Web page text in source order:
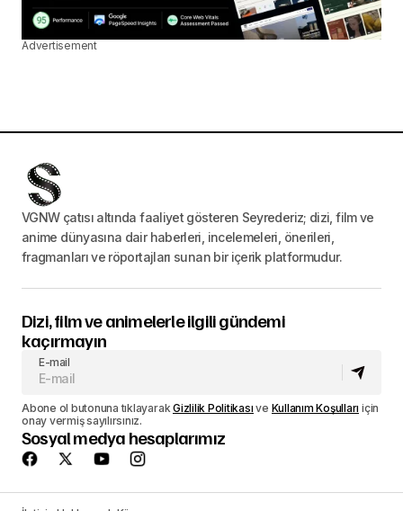
Advertisement
VGNW çatısı altında faaliyet gösteren Seyrederiz; dizi, film ve
anime dünyasına dair haberleri, incelemeleri, önerileri,
fragmanları ve röportajları sunan bir içerik platformudur.
Dizi, film ve animelerle ilgili gündemi
kaçırmayın
E-mail
Abone ol butonuna tıklayarakGizlilik Politikası ve Kullanım Koşulları için
onay vermiş sayılırsınız.
Sosyal medya hesaplarımız